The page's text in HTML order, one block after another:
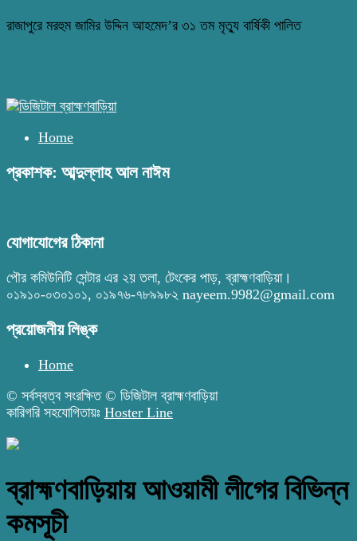
রাজাপুরে মরহুম জামির উদ্দিন আহমেদ’র ৩১ তম মৃত্যু বার্ষিকী পালিত
Home
প্রকাশক: আব্দুল্লাহ আল নাঈম
যোগাযোগের ঠিকানা
পৌর কমিউনিটি সেন্টার এর ২য় তলা, টেংকের পাড়, ব্রাহ্মণবাড়িয়া।
০১৯১০-০৩০১০১, ০১৯৭৬-৭৮৯৯৮২ nayeem.9982@gmail.com
প্রয়োজনীয় লিঙ্ক
Home
© সর্বস্বত্ব সংরক্ষিত © ডিজিটাল ব্রাহ্মণবাড়িয়া
কারিগরি সহযোগিতায়ঃ Hoster Line
ব্রাহ্মণবাড়িয়ায় আওয়ামী লীগের বিভিন্ন
কমসূচী